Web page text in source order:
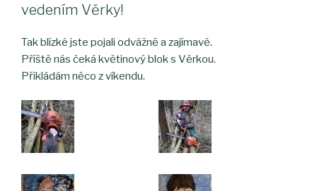
vedením Věrky!
Tak blízké jste pojali odvážně a zajímavě.
Příště nás čeká květinový blok s Věrkou.
Přikládám něco z víkendu.